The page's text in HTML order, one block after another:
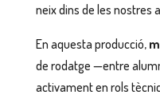
neix dins de les nostres
En aquesta producció,
de rodatge —entre
activament en rols